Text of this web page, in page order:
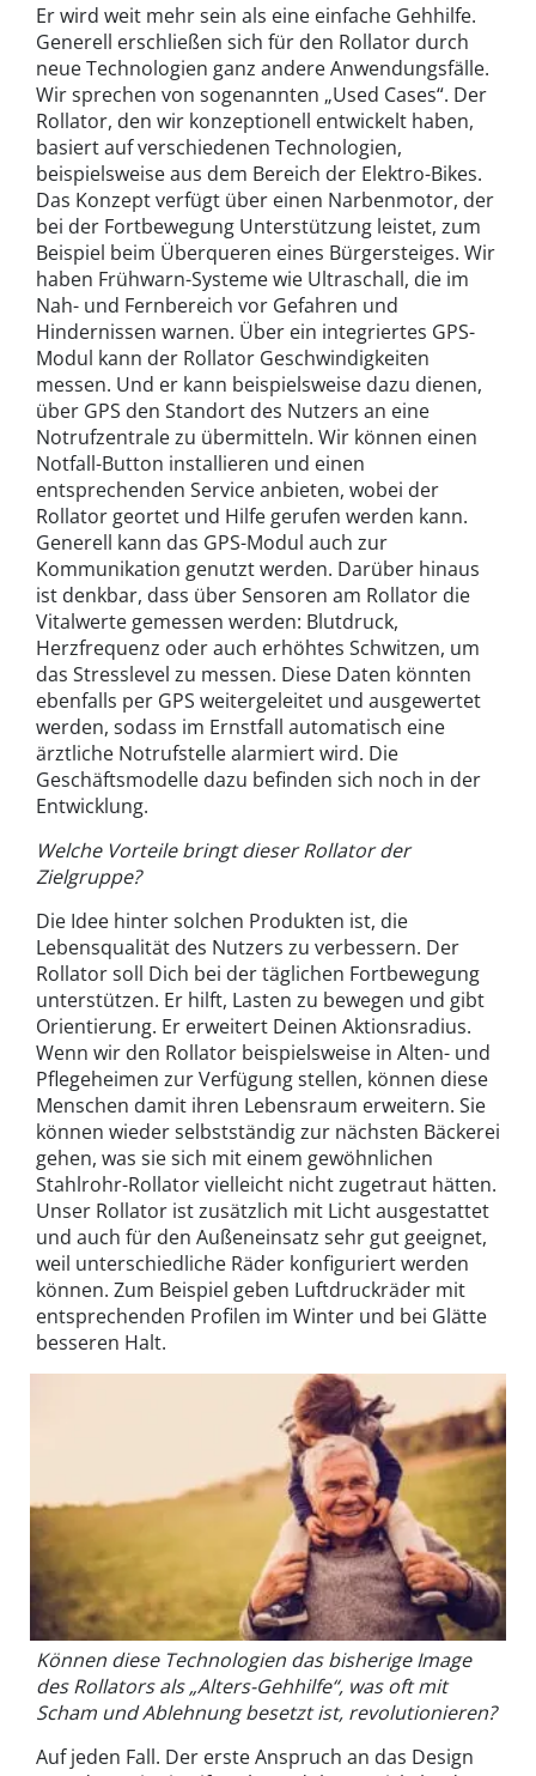
Er wird weit mehr sein als eine einfache Gehhilfe.
Generell erschließen sich für den Rollator durch
neue Technologien ganz andere Anwendungsfälle.
Wir sprechen von sogenannten „Used Cases“. Der
Rollator, den wir konzeptionell entwickelt haben,
basiert auf verschiedenen Technologien,
beispielsweise aus dem Bereich der Elektro-Bikes.
Das Konzept verfügt über einen Narbenmotor, der
bei der Fortbewegung Unterstützung leistet, zum
Beispiel beim Überqueren eines Bürgersteiges. Wir
haben Frühwarn-Systeme wie Ultraschall, die im
Nah- und Fernbereich vor Gefahren und
Hindernissen warnen. Über ein integriertes GPS-
Modul kann der Rollator Geschwindigkeiten
messen. Und er kann beispielsweise dazu dienen,
über GPS den Standort des Nutzers an eine
Notrufzentrale zu übermitteln. Wir können einen
Notfall-Button installieren und einen
entsprechenden Service anbieten, wobei der
Rollator geortet und Hilfe gerufen werden kann.
Generell kann das GPS-Modul auch zur
Kommunikation genutzt werden. Darüber hinaus
ist denkbar, dass über Sensoren am Rollator die
Vitalwerte gemessen werden: Blutdruck,
Herzfrequenz oder auch erhöhtes Schwitzen, um
das Stresslevel zu messen. Diese Daten könnten
ebenfalls per GPS weitergeleitet und ausgewertet
werden, sodass im Ernstfall automatisch eine
ärztliche Notrufstelle alarmiert wird. Die
Geschäftsmodelle dazu befinden sich noch in der
Entwicklung.
Welche Vorteile bringt dieser Rollator der
Zielgruppe?
Die Idee hinter solchen Produkten ist, die
Lebensqualität des Nutzers zu verbessern. Der
Rollator soll Dich bei der täglichen Fortbewegung
unterstützen. Er hilft, Lasten zu bewegen und gibt
Orientierung. Er erweitert Deinen Aktionsradius.
Wenn wir den Rollator beispielsweise in Alten- und
Pflegeheimen zur Verfügung stellen, können diese
Menschen damit ihren Lebensraum erweitern. Sie
können wieder selbstständig zur nächsten Bäckerei
gehen, was sie sich mit einem gewöhnlichen
Stahlrohr-Rollator vielleicht nicht zugetraut hätten.
Unser Rollator ist zusätzlich mit Licht ausgestattet
und auch für den Außeneinsatz sehr gut geeignet,
weil unterschiedliche Räder konfiguriert werden
können. Zum Beispiel geben Luftdruckräder mit
entsprechenden Profilen im Winter und bei Glätte
besseren Halt.
Können diese Technologien das bisherige Image
des Rollators als „Alters-Gehhilfe“, was oft mit
Scham und Ablehnung besetzt ist, revolutionieren?
Auf jeden Fall. Der erste Anspruch an das Design